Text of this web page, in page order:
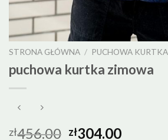
STRONA GŁÓWNA / PUCHOWA
puchowa kurtka zimowa
zł456.00 zł304.00